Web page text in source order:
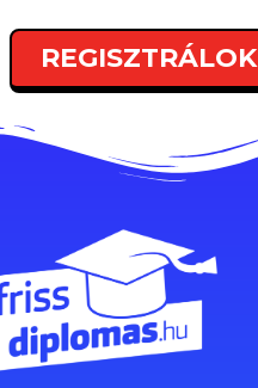
REGISZTRÁLOK